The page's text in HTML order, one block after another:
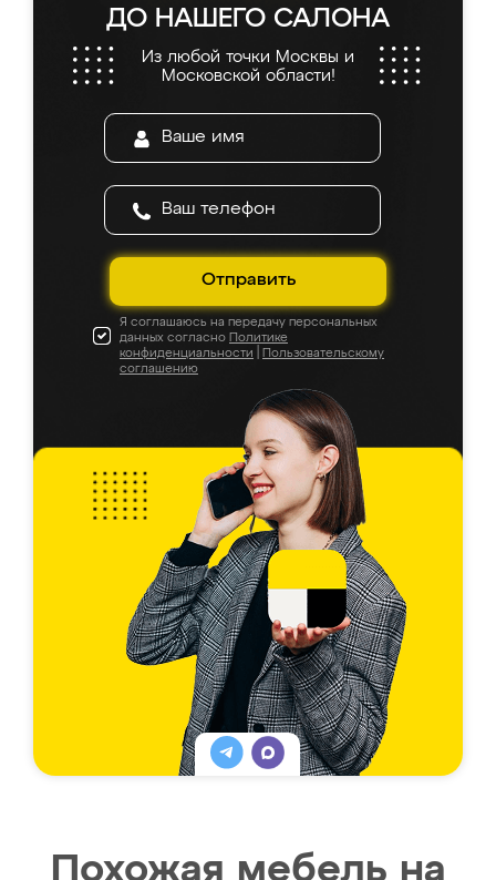
ДО НАШЕГО САЛОНА
Из любой точки Москвы и
Московской области!
Отправить
Я соглашаюсь на передачу персональных
данных согласно Политике
конфиденциальности
Пользовательскому
соглашению
Похожая мебель на